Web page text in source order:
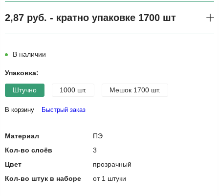
2,87 руб. - кратно упаковке 1700 шт
В наличии
Упаковка:
Штучно 1000 шт. Мешок 1700 шт.
В корзину Быстрый заказ
Материал
ПЭ
Кол-во слоёв
3
Цвет
прозрачный
Кол-во штук в наборе
от 1 штуки